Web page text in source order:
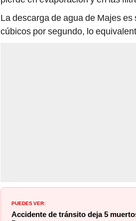
La descarga de agua de Majes
cúbicos por segundo, lo
PUEDES VER:
Accidente de tránsito deja 5